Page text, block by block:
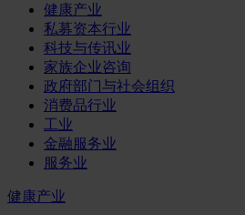
健康产业
私募资本行业
科技与传讯业
家族企业咨询
政府部门与社会组织
消费品行业
工业
金融服务业
服务业
健康产业